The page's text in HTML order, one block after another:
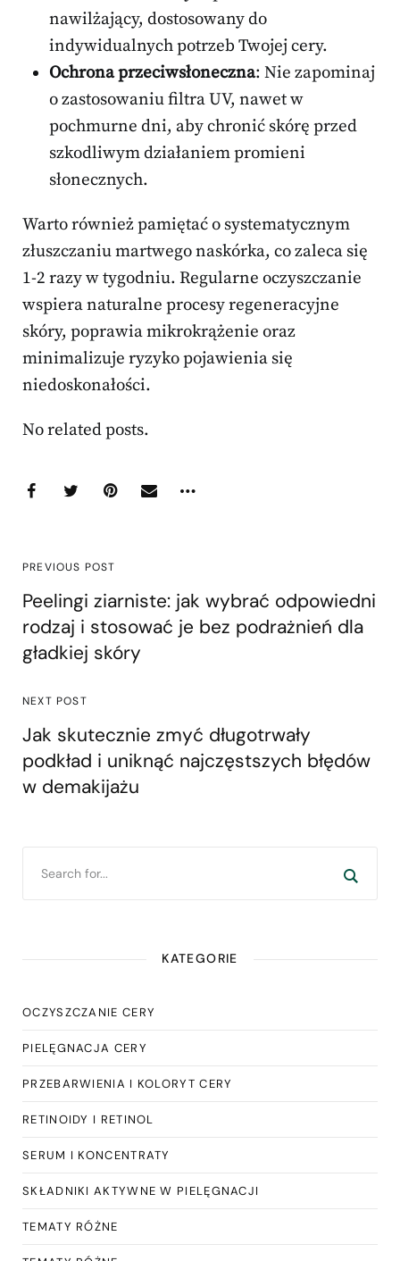
nawilżający, dostosowany do
indywidualnych potrzeb Twojej cery.
Ochrona przeciwsłoneczna: Nie zapominaj
o zastosowaniu filtra UV, nawet w
pochmurne dni, aby chronić skórę przed
szkodliwym działaniem promieni
słonecznych.
Warto również pamiętać o systematycznym
złuszczaniu martwego naskórka, co zaleca się
1-2 razy w tygodniu. Regularne oczyszczanie
wspiera naturalne procesy regeneracyjne
skóry, poprawia mikrokrążenie oraz
minimalizuje ryzyko pojawienia się
niedoskonałości.
No related posts.
PREVIOUS POST
Peelingi ziarniste: jak wybrać odpowiedni
rodzaj i stosować je bez podrażnień dla
gładkiej skóry
NEXT POST
Jak skutecznie zmyć długotrwały
podkład i uniknąć najczęstszych błędów
w demakijażu
KATEGORIE
OCZYSZCZANIE CERY
PIELĘGNACJA CERY
PRZEBARWIENIA I KOLORYT CERY
RETINOIDY I RETINOL
SERUM I KONCENTRATY
SKŁADNIKI AKTYWNE W PIELĘGNACJI
TEMATY RÓŻNE